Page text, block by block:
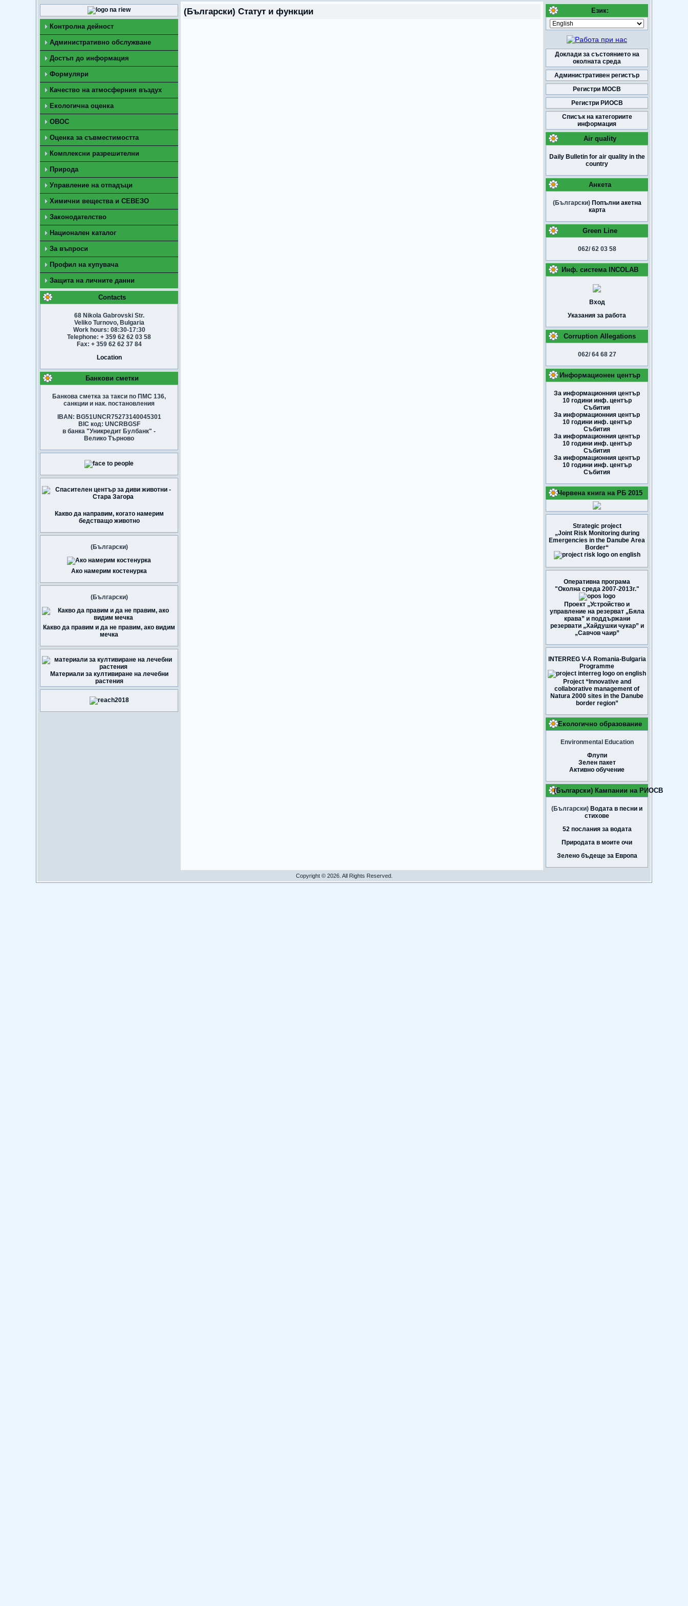
Контролна дейност
Административно обслужване
Достъп до информация
Формуляри
Качество на атмосферния въздух
Екологична оценка
ОВОС
Оценка за съвместимостта
Комплексни разрешителни
Природа
Управление на отпадъци
Химични вещества и СЕВЕЗО
Законодателство
Национален каталог
За въпроси
Профил на купувача
Защита на личните данни
Contacts
68 Nikola Gabrovski Str.
Veliko Turnovo, Bulgaria
Work hours: 08:30-17:30
Telephone: + 359 62 62 03 58
Fax: + 359 62 62 37 84
Location
Банкови сметки
Банкова сметка за такси по ПМС 136,
санкции и нак. постановления
IBAN: BG51UNCR75273140045301
BIC код: UNCRBGSF
в банка "Уникредит Булбанк" -
Велико Търново
Какво да направим, когато намерим
бедстващо животно
(Български)
Ако намерим костенурка
(Български)
Какво да правим и да не правим, ако видим
мечка
Материали за култивиране на лечебни
растения
(Български) Статут и функции Език:
Доклади за състоянието на
околната среда
Административен регистър
Регистри МОСВ
Регистри РИОСВ
Списък на категориите
информация
Air quality
Daily Bulletin for air quality in the
country
Анкета
(Български) Попълни акетна
карта
Green Line
062/ 62 03 58
Инф. система INCOLAB
Вход
Указания за работа
Corruption Allegations
062/ 64 68 27
Информационен център
За информационния център
10 години инф. център
Събития
За информационния център
10 години инф. център
Събития
За информационния център
10 години инф. център
Събития
За информационния център
10 години инф. център
Събития
Червена книга на РБ 2015
Strategic project
„Joint Risk Monitoring during
Emergencies in the Danube Area
Border“
Оперативна програма
"Околна среда 2007-2013г."
Проект „Устройство и
управление на резерват „Бяла
крава” и поддържани
резервати „Хайдушки чукар” и
„Савчов чаир”
INTERREG V-A Romania-Bulgaria
Programme
Project “Innovative and
collaborative management of
Natura 2000 sites in the Danube
border region”
Екологично образование
Environmental Education
Флупи
Зелен пакет
Активно обучение
(Български) Кампании на РИОСВ
(Български) Водата в песни и
стихове
52 послания за водата
Природата в моите очи
Зелено бъдеще за Европа
Copyright © 2026. All Rights Reserved.